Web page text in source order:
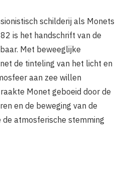
schilderij als Monets
is het handschrift van de
Met beweeglijke
de tinteling van het licht en
aan zee willen
Monet geboeid door de
en de beweging van de
atmosferische stemming